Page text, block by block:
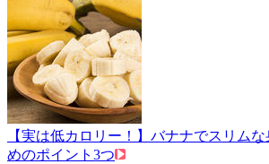
【実は低カロリー！】バナナでスリム
めのポイント3つ